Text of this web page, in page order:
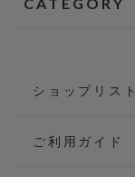
ショップリスト
ご利用ガイド